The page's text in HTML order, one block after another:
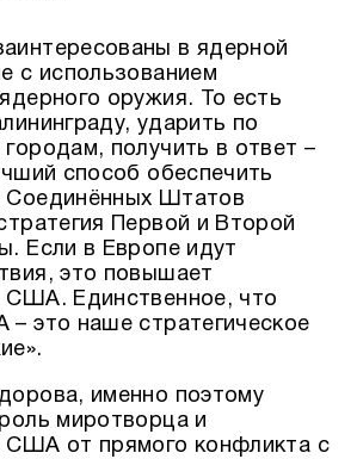
в ядерной
с использованием
оружия. То есть
ударить по
получить в ответ –
способ обеспечить
Соединённых Штатов
Первой и Второй
Если в Европе идут
это повышает
США. Единственное, что
это наше стратегическое
именно поэтому
роль миротворца и
США от прямого конфликта с